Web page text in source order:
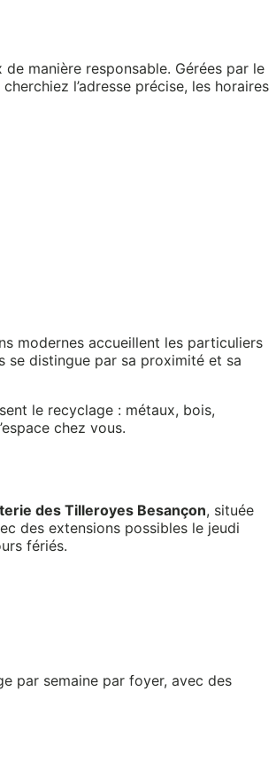
manière responsable. Gérées par le
l’adresse précise, les horaires
modernes accueillent les particuliers
se distingue par sa proximité et sa
le recyclage : métaux, bois,
chez vous.
des Tilleroyes Besançon, située
des extensions possibles le jeudi
fériés.
par semaine par foyer, avec des